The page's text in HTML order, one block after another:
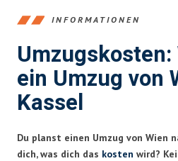
INFORMATIONEN
ein Umzug von
Kassel
Du planst einen Umzug von Wien
dich, was dich das kosten wird?